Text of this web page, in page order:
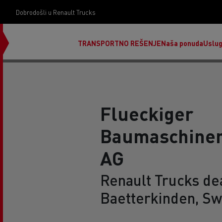
Dobrodošli u Renault Trucks
TRANSPORTNO REŠENJENaša ponuda
Flueckiger
AG
Renault Trucks
Baetterkinden,